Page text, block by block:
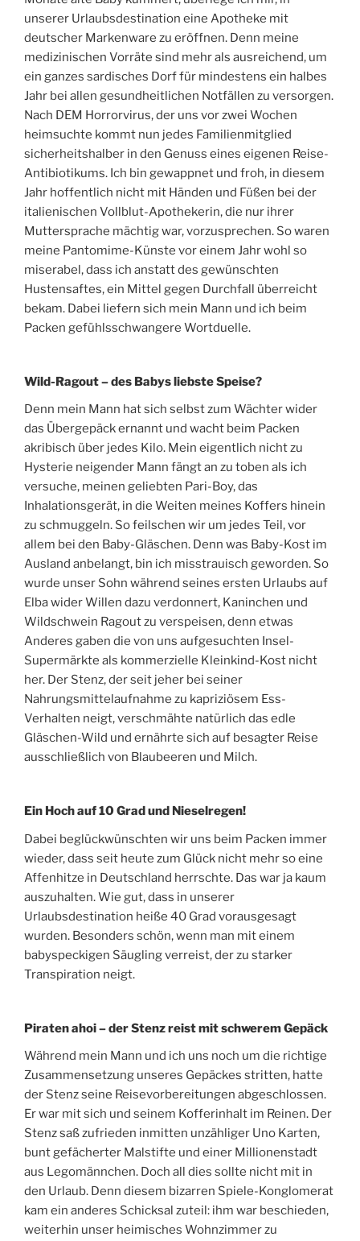
unserer Urlaubsdestination eine Apotheke mit
deutscher Markenware zu eröffnen. Denn meine
medizinischen Vorräte sind mehr als ausreichend, um
ein ganzes sardisches Dorf für mindestens ein halbes
Jahr bei allen gesundheitlichen Notfällen zu versorgen.
Nach DEM Horrorvirus, der uns vor zwei Wochen
heimsuchte kommt nun jedes Familienmitglied
sicherheitshalber in den Genuss eines eigenen Reise-
Antibiotikums. Ich bin gewappnet und froh, in diesem
Jahr hoffentlich nicht mit Händen und Füßen bei der
italienischen Vollblut-Apothekerin, die nur ihrer
Muttersprache mächtig war, vorzusprechen. So waren
meine Pantomime-Künste vor einem Jahr wohl so
miserabel, dass ich anstatt des gewünschten
Hustensaftes, ein Mittel gegen Durchfall überreicht
bekam. Dabei liefern sich mein Mann und ich beim
Packen gefühlsschwangere Wortduelle.
Wild-Ragout – des Babys liebste Speise?
Denn mein Mann hat sich selbst zum Wächter wider
das Übergepäck ernannt und wacht beim Packen
akribisch über jedes Kilo. Mein eigentlich nicht zu
Hysterie neigender Mann fängt an zu toben als ich
versuche, meinen geliebten Pari-Boy, das
Inhalationsgerät, in die Weiten meines Koffers hinein
zu schmuggeln. So feilschen wir um jedes Teil, vor
allem bei den Baby-Gläschen. Denn was Baby-Kost im
Ausland anbelangt, bin ich misstrauisch geworden. So
wurde unser Sohn während seines ersten Urlaubs auf
Elba wider Willen dazu verdonnert, Kaninchen und
Wildschwein Ragout zu verspeisen, denn etwas
Anderes gaben die von uns aufgesuchten Insel-
Supermärkte als kommerzielle Kleinkind-Kost nicht
her. Der Stenz, der seit jeher bei seiner
Nahrungsmittelaufnahme zu kapriziösem Ess-
Verhalten neigt, verschmähte natürlich das edle
Gläschen-Wild und ernährte sich auf besagter Reise
ausschließlich von Blaubeeren und Milch.
Ein Hoch auf 10 Grad und Nieselregen!
Dabei beglückwünschten wir uns beim Packen immer
wieder, dass seit heute zum Glück nicht mehr so eine
Affenhitze in Deutschland herrschte. Das war ja kaum
auszuhalten. Wie gut, dass in unserer
Urlaubsdestination heiße 40 Grad vorausgesagt
wurden. Besonders schön, wenn man mit einem
babyspeckigen Säugling verreist, der zu starker
Transpiration neigt.
Piraten ahoi – der Stenz reist mit schwerem Gepäck
Während mein Mann und ich uns noch um die richtige
Zusammensetzung unseres Gepäckes stritten, hatte
der Stenz seine Reisevorbereitungen abgeschlossen.
Er war mit sich und seinem Kofferinhalt im Reinen. Der
Stenz saß zufrieden inmitten unzähliger Uno Karten,
bunt gefächerter Malstifte und einer Millionenstadt
aus Legomännchen. Doch all dies sollte nicht mit in
den Urlaub. Denn diesem bizarren Spiele-Konglomerat
kam ein anderes Schicksal zuteil: ihm war beschieden,
weiterhin unser heimisches Wohnzimmer zu